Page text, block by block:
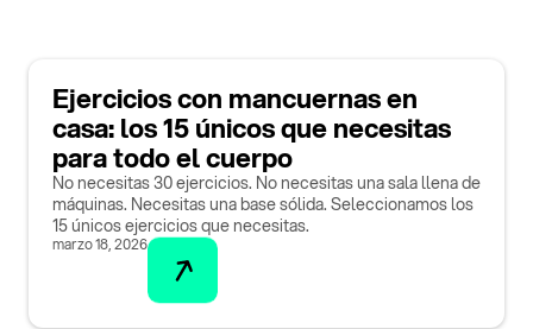
Ejercicios con mancuernas en
casa: los 15 únicos que necesitas
para todo el cuerpo
No necesitas 30 ejercicios. No necesitas una sala llena de
máquinas. Necesitas una base sólida. Seleccionamos los
15 únicos ejercicios que necesitas.
marzo 18, 2026